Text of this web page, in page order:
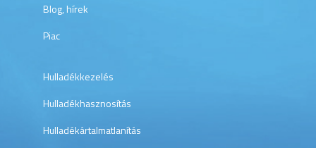
Blog, hírek
Piac
Hulladékkezelés
Hulladékhasznosítás
Hulladékártalmatlanítás